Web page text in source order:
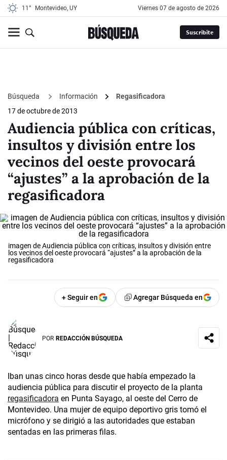
11° Montevideo, UY viernes 07 de agosto de 2026
Suscribite
Búsqueda Información
Regasificadora
17 de octubre de 2013
Audiencia pública con críticas,
insultos y división entre los
vecinos del oeste provocará
“ajustes” a la aprobación de la
regasificadora
imagen de Audiencia pública con críticas, insultos y división entre
los vecinos del oeste provocará “ajustes” a la aprobación de la
regasificadora
+ Seguir en Agregar Búsqueda en
POR REDACCIÓN BÚSQUEDA
Iban unas cinco horas desde que había empezado la
audiencia pública para discutir el proyecto de la planta
regasificadora en Punta Sayago, al oeste del Cerro de
Montevideo. Una mujer de equipo deportivo gris tomó el
micrófono y se dirigió a las autoridades que estaban
sentadas en las primeras filas.